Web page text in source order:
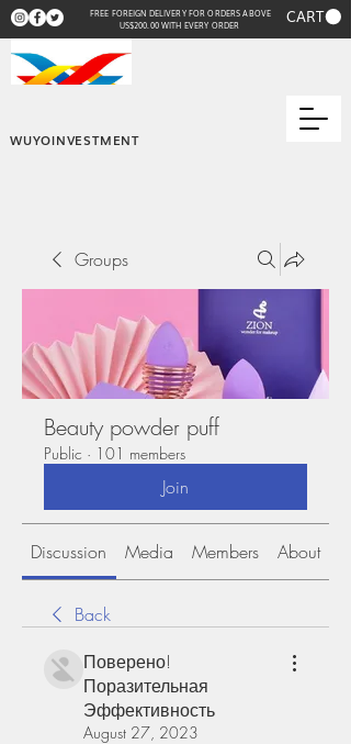
FREE FOREIGN DELIVERY FOR ORDERS ABOVE
US$200.00 WITH EVERY ORDER
CART
WUYOINVESTMENT
Groups
Beauty powder puff
Public · 101 members
Join
Discussion Media Members About
Back
Поверено!
Поразительная
Эффективность
August 27, 2023